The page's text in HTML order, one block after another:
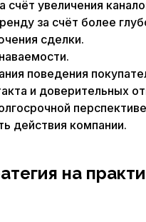
счёт увеличения
за счёт более
сделки.
поведения
и доверительных
действия компании.
на